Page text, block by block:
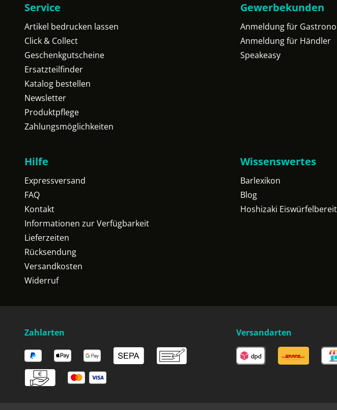
Service
Artikel bedrucken lassen
Click & Collect
Geschenkgutscheine
Ersatzteilfinder
Katalog bestellen
Newsletter
Produktpflege
Zahlungsmöglichkeiten
Gewerbekunden
Anmeldung für
Anmeldung für Händler
Speakeasy
Hilfe
Expressversand
FAQ
Kontakt
Informationen zur Verfügbarkeit
Lieferzeiten
Rücksendung
Versandkosten
Widerruf
Wissenswertes
Barlexikon
Blog
Hoshizaki
Zahlarten Versandarten